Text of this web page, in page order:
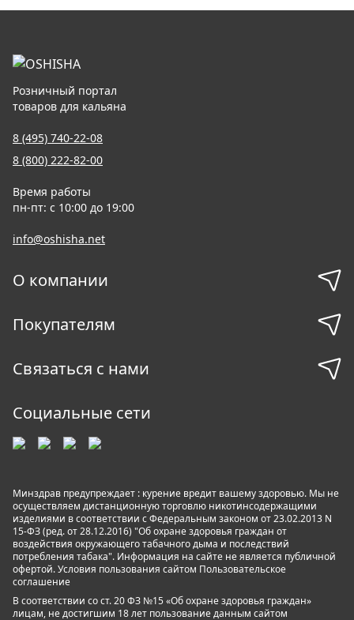
Розничный портал
товаров для кальяна
8 (495) 740-22-08
8 (800) 222-82-00
Время работы
пн-пт: с 10:00 до 19:00
info@oshisha.net
О компании
Покупателям
Связаться с нами
Социальные сети
Минздрав предупреждает : курение вредит вашему здоровью. Мы не
осуществляем дистанционную торговлю никотинсодержащими
изделиями в соответствии с Федеральным законом от 23.02.2013 N
15-ФЗ (ред. от 28.12.2016) "Об охране здоровья граждан от
воздействия окружающего табачного дыма и последствий
потребления табака". Информация на сайте не является публичной
офертой. Условия пользования сайтом Пользовательское
соглашение
В соответствии со ст. 20 ФЗ №15 «Об охране здоровья граждан»
лицам, не достигшим 18 лет пользование данным сайтом